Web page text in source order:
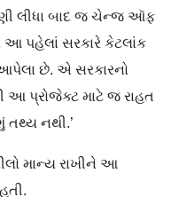
લીધા બાદ જ ચેન્જ ઑફ
પહેલાં સરકારે કેટલાંક
આપેલા છે. એ સરકારનો
આ પ્રોજેક્ટ માટે જ રાહત
નથી.’
માન્ય રાખીને આ